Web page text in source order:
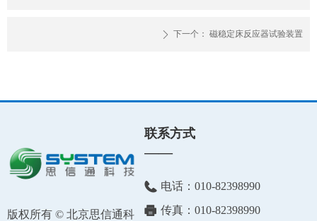
ꄲ 下一个： 磁稳定床反应器试验装置
版权所有 © 北京思信通科
联系方式
——
电话：010-82398990
传真：010-82398990